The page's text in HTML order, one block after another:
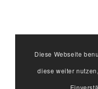
Diese Webseite
diese weiter